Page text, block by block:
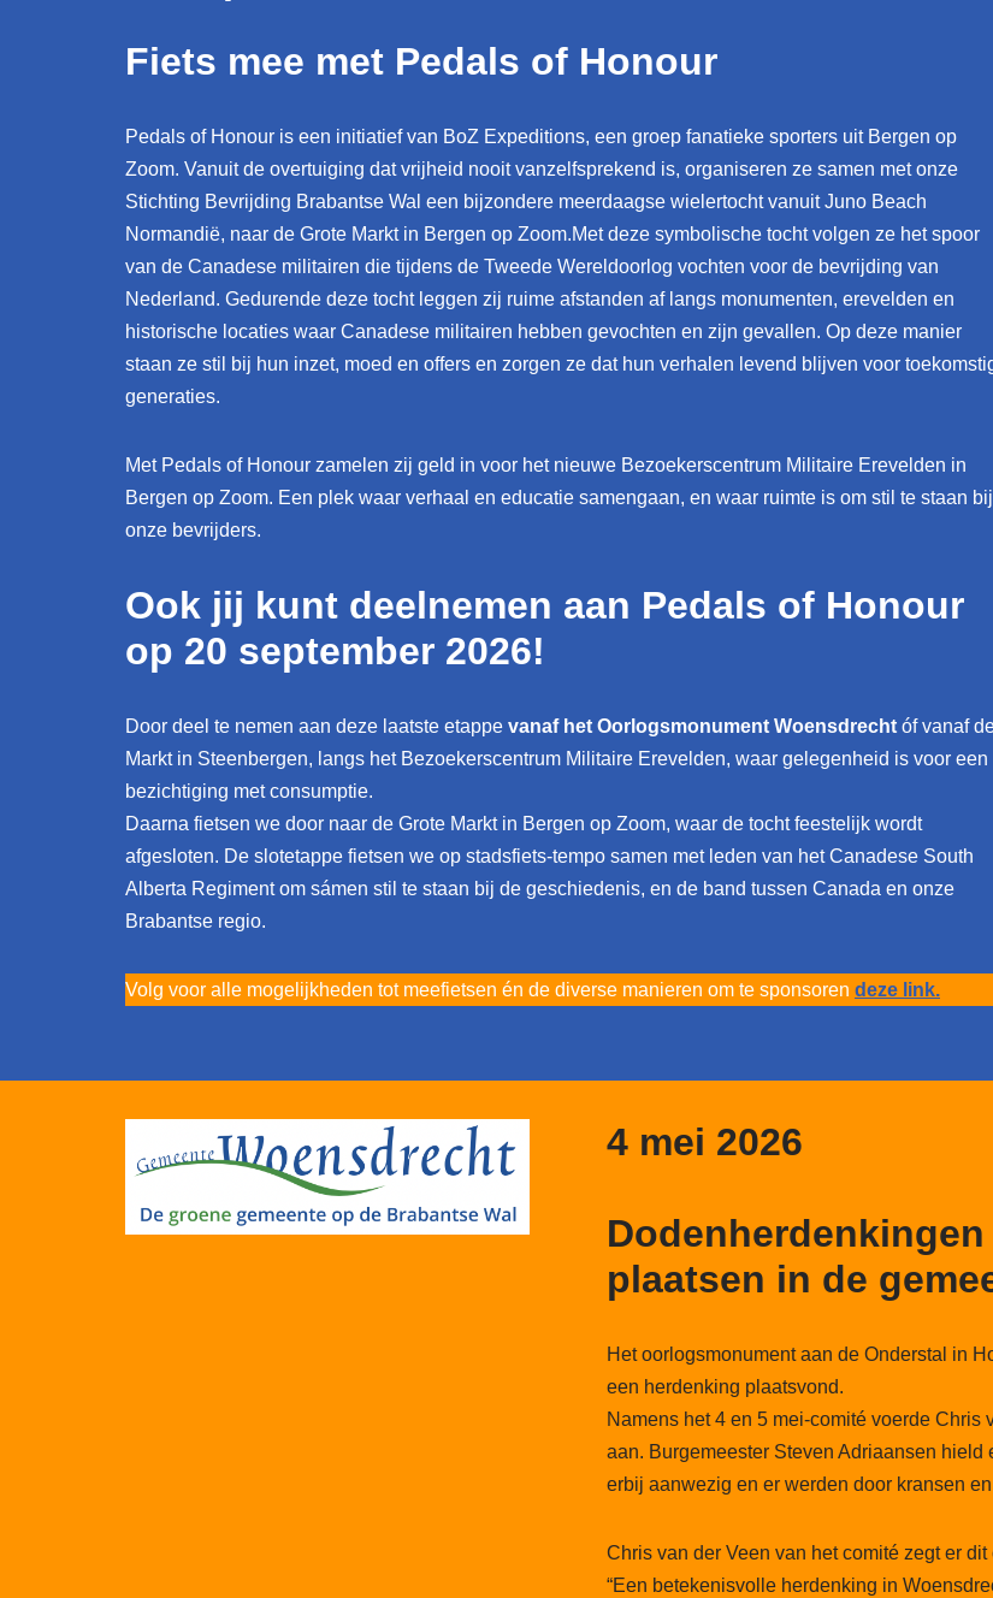
Fiets mee met Pedals of Honour
Pedals of Honour is een initiatief van BoZ Expeditions, een groep fanatieke sporters uit Bergen op
Zoom. Vanuit de overtuiging dat vrijheid nooit vanzelfsprekend is, organiseren ze samen met onze
Stichting Bevrijding Brabantse Wal een bijzondere meerdaagse wielertocht vanuit Juno Beach
Normandië, naar de Grote Markt in Bergen op Zoom.Met deze symbolische tocht volgen ze het spoor
van de Canadese militairen die tijdens de Tweede Wereldoorlog vochten voor de bevrijding van
Nederland. Gedurende deze tocht leggen zij ruime afstanden af langs monumenten, erevelden en
historische locaties waar Canadese militairen hebben gevochten en zijn gevallen. Op deze manier
staan ze stil bij hun inzet, moed en offers en zorgen ze dat hun verhalen levend blijven voor
generaties.
Met Pedals of Honour zamelen zij geld in voor het nieuwe Bezoekerscentrum Militaire Erevelden in
Bergen op Zoom. Een plek waar verhaal en educatie samengaan, en waar ruimte is om stil te staan bij
onze bevrijders.
Ook jij kunt deelnemen aan Pedals of Honour
op 20 september 2026!
Door deel te nemen aan deze laatste etappe vanaf het Oorlogsmonument Woensdrecht óf vanaf
Markt in Steenbergen, langs het Bezoekerscentrum Militaire Erevelden, waar gelegenheid is voor een
bezichtiging met consumptie.
Daarna fietsen we door naar de Grote Markt in Bergen op Zoom, waar de tocht feestelijk wordt
afgesloten. De slotetappe fietsen we op stadsfiets-tempo samen met leden van het Canadese South
Alberta Regiment om sámen stil te staan bij de geschiedenis, en de band tussen Canada en onze
Brabantse regio.
Volg voor alle mogelijkheden tot meefietsen én de diverse manieren om te sponsoren deze link.
4 mei 2026
plaatsen in de
Het oorlogsmonument aan de Onderstal in
een herdenking plaatsvond.
Namens het 4 en 5 mei-comité voerde
aan. Burgemeester Steven Adriaansen
erbij aanwezig en er werden door kransen
Chris van der Veen van het comité zegt er dit
“Een betekenisvolle herdenking in